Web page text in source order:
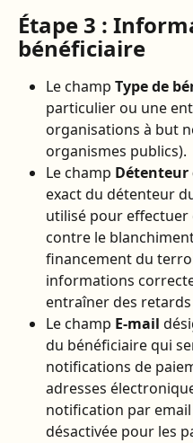
Étape 3 :
bénéficiaire
Le champ Type de
particulier ou une
organisations à but
organismes publics).
Le champ Détenteur
exact du détenteur
utilisé pour
contre le
financement du
informations
entraîner des
Le champ E-mail
du bénéficiaire qui
notifications de
adresses
notification par
désactivée pour les